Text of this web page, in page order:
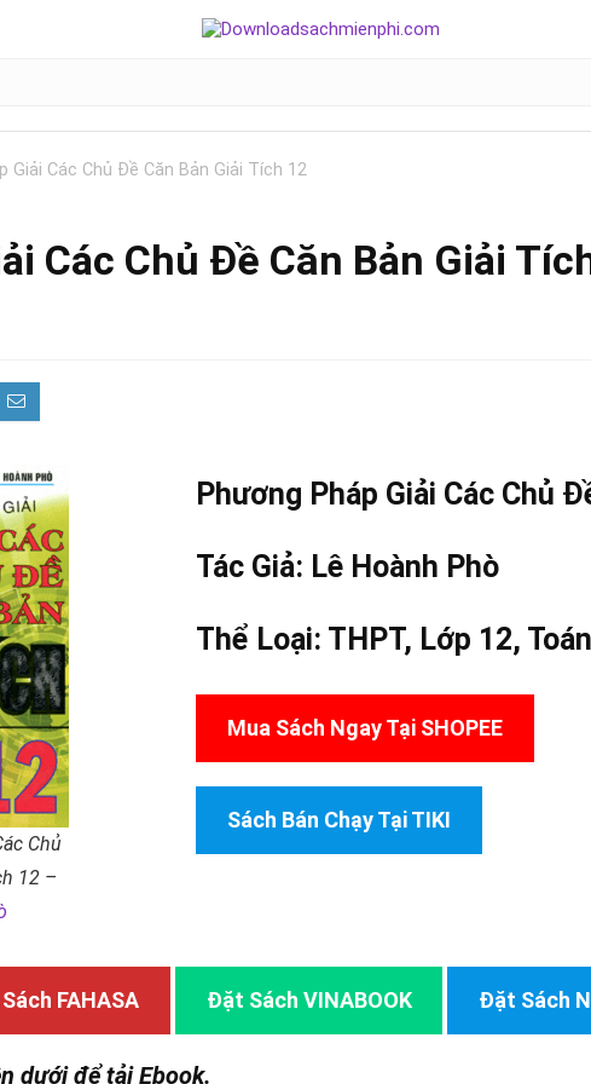
Giải Các Chủ Đề Căn Bản Giải Tích 12
Các Chủ Đề Căn Bản Giải
Chủ
12 –
Phương Pháp Giải Các Chủ
Tác Giả: Lê Hoành Phò
Thể Loại: THPT, Lớp 12, Toán
Mua Sách Ngay Tại SHOPEE
Sách Bán Chạy Tại TIKI
FAHASA Đặt Sách VINABOOK Đặt Sách
dưới để tải Ebook.